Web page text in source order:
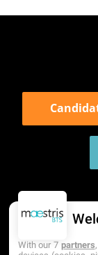
With our 7 partners